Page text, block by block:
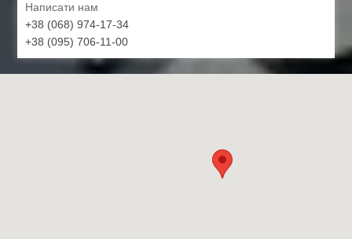
Написати нам
+38 (068) 974-17-34
+38 (095) 706-11-00